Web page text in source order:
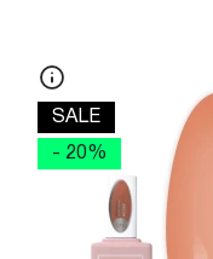
SALE
- 20%